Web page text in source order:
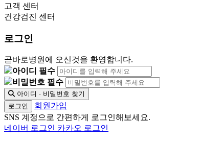
고객 센터
건강검진 센터
로그인
곧바로병원에 오신것을 환영합니다.
아이디 필수
비밀번호 필수
아이디 · 비밀번호 찾기
로그인
회원가입
SNS 계정으로 간편하게 로그인해보세요.
네이버 로그인 카카오 로그인